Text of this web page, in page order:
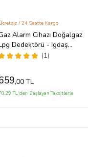
Alarm Cihazı Doğalgaz
Dedektörü - Igdaş
Onaylı(1)
/ 24 Saatte Kargo
,00 TL
TL'den Başlayan Taksitlerle